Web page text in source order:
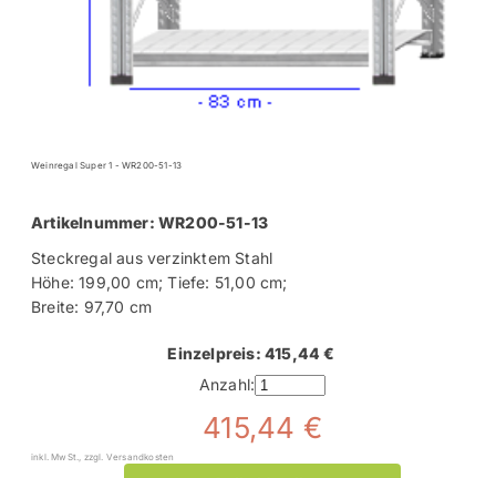
Weinregal Super 1 - WR200-51-13
Artikelnummer: WR200-51-13
Steckregal aus verzinktem Stahl
Höhe: 199,00 cm; Tiefe: 51,00 cm;
Breite: 97,70 cm
Einzelpreis: 415,44 €
Anzahl:
415,44 €
inkl. MwSt., zzgl. Versandkosten